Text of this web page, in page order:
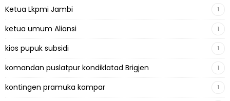
Ketua Lkpmi Jambi 1
ketua umum Aliansi 1
kios pupuk subsidi 1
komandan puslatpur kondiklatad Brigjen 1
kontingen pramuka kampar 1